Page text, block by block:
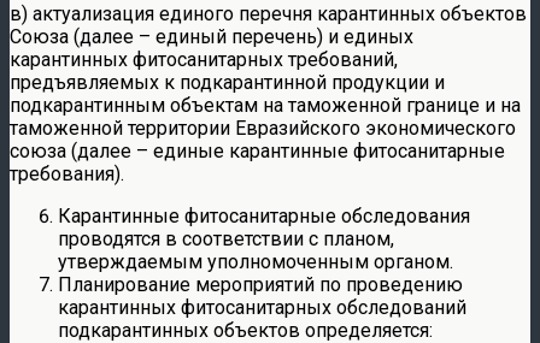
в) актуализация единого перечня карантинных объектов
Союза (далее – единый перечень) и единых
карантинных фитосанитарных требований,
предъявляемых к подкарантинной продукции и
подкарантинным объектам на таможенной границе и на
таможенной территории Евразийского экономического
союза (далее – единые карантинные фитосанитарные
требования).
Карантинные фитосанитарные обследования
проводятся в соответствии с планом,
утверждаемым уполномоченным органом.
Планирование мероприятий по проведению
карантинных фитосанитарных обследований
подкарантинных объектов определяется: